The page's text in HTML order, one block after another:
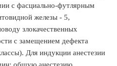
с фасциально-футлярным
железы - 5,
злокачественных
с замещением дефекта
Для индукции анестезии